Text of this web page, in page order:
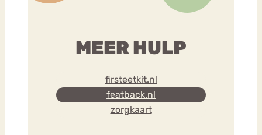
MEER HULP
firsteetkit.nl
featback.nl
zorgkaart